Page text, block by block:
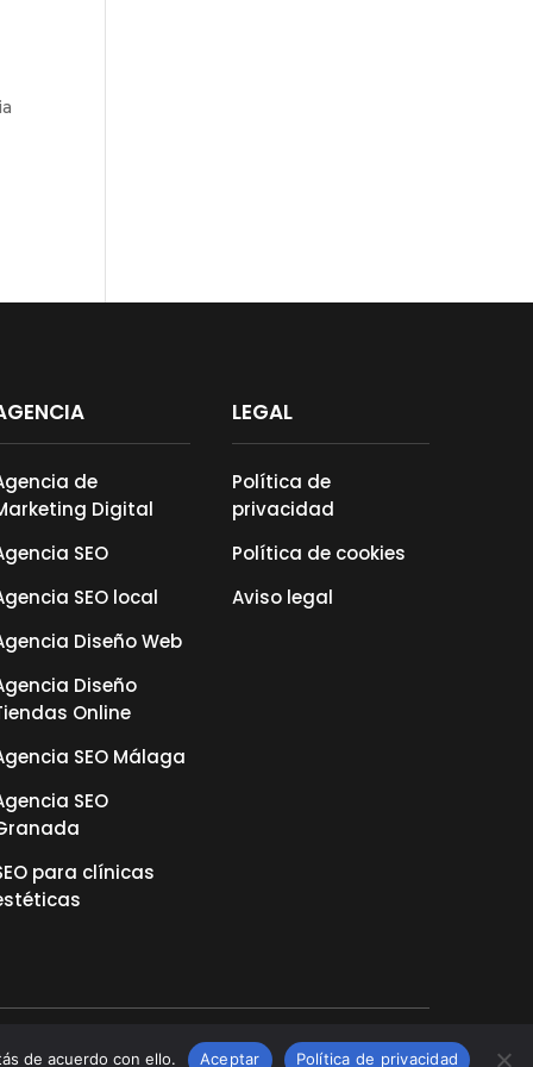
de
Digital
SEO
SEO local
Diseño Web
Diseño
Online
SEO Málaga
SEO
para clínicas
LEGAL
Política de
privacidad
Política de cookies
Aviso legal
de acuerdo con ello. Aceptar Política de privacidad